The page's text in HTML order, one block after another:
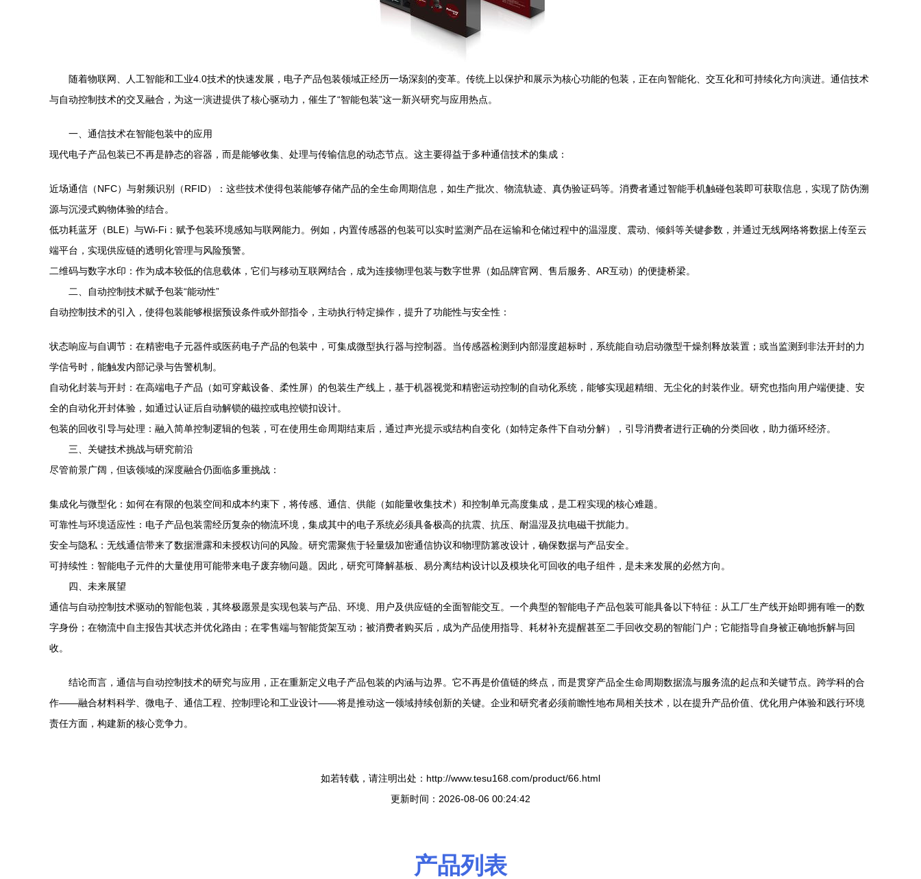
随着物联网、人工智能和工业4.0技术的快速发展，电子产品包装领域正经历一场深刻的变革。传统上以保护和展示为核心功能的包装，正在向智能化、交互化和可持续化方向演进。通信技术
与自动控制技术的交叉融合，为这一演进提供了核心驱动力，催生了“智能包装”这一新兴研究与应用热点。
一、通信技术在智能包装中的应用
现代电子产品包装已不再是静态的容器，而是能够收集、处理与传输信息的动态节点。这主要得益于多种通信技术的集成：
近场通信（NFC）与射频识别（RFID）：这些技术使得包装能够存储产品的全生命周期信息，如生产批次、物流轨迹、真伪验证码等。消费者通过智能手机触碰包装即可获取信息，实现了防伪溯
源与沉浸式购物体验的结合。
低功耗蓝牙（BLE）与Wi-Fi：赋予包装环境感知与联网能力。例如，内置传感器的包装可以实时监测产品在运输和仓储过程中的温湿度、震动、倾斜等关键参数，并通过无线网络将数据上传至云
端平台，实现供应链的透明化管理与风险预警。
二维码与数字水印：作为成本较低的信息载体，它们与移动互联网结合，成为连接物理包装与数字世界（如品牌官网、售后服务、AR互动）的便捷桥梁。
二、自动控制技术赋予包装“能动性”
自动控制技术的引入，使得包装能够根据预设条件或外部指令，主动执行特定操作，提升了功能性与安全性：
状态响应与自调节：在精密电子元器件或医药电子产品的包装中，可集成微型执行器与控制器。当传感器检测到内部湿度超标时，系统能自动启动微型干燥剂释放装置；或当监测到非法开封的力
学信号时，能触发内部记录与告警机制。
自动化封装与开封：在高端电子产品（如可穿戴设备、柔性屏）的包装生产线上，基于机器视觉和精密运动控制的自动化系统，能够实现超精细、无尘化的封装作业。研究也指向用户端便捷、安
全的自动化开封体验，如通过认证后自动解锁的磁控或电控锁扣设计。
包装的回收引导与处理：融入简单控制逻辑的包装，可在使用生命周期结束后，通过声光提示或结构自变化（如特定条件下自动分解），引导消费者进行正确的分类回收，助力循环经济。
三、关键技术挑战与研究前沿
尽管前景广阔，但该领域的深度融合仍面临多重挑战：
集成化与微型化：如何在有限的包装空间和成本约束下，将传感、通信、供能（如能量收集技术）和控制单元高度集成，是工程实现的核心难题。
可靠性与环境适应性：电子产品包装需经历复杂的物流环境，集成其中的电子系统必须具备极高的抗震、抗压、耐温湿及抗电磁干扰能力。
安全与隐私：无线通信带来了数据泄露和未授权访问的风险。研究需聚焦于轻量级加密通信协议和物理防篡改设计，确保数据与产品安全。
可持续性：智能电子元件的大量使用可能带来电子废弃物问题。因此，研究可降解基板、易分离结构设计以及模块化可回收的电子组件，是未来发展的必然方向。
四、未来展望
通信与自动控制技术驱动的智能包装，其终极愿景是实现包装与产品、环境、用户及供应链的全面智能交互。一个典型的智能电子产品包装可能具备以下特征：从工厂生产线开始即拥有唯一的数
字身份；在物流中自主报告其状态并优化路由；在零售端与智能货架互动；被消费者购买后，成为产品使用指导、耗材补充提醒甚至二手回收交易的智能门户；它能指导自身被正确地拆解与回
收。
结论而言，通信与自动控制技术的研究与应用，正在重新定义电子产品包装的内涵与边界。它不再是价值链的终点，而是贯穿产品全生命周期数据流与服务流的起点和关键节点。跨学科的合
作——融合材料科学、微电子、通信工程、控制理论和工业设计——将是推动这一领域持续创新的关键。企业和研究者必须前瞻性地布局相关技术，以在提升产品价值、优化用户体验和践行环境
责任方面，构建新的核心竞争力。
如若转载，请注明出处：http://www.tesu168.com/product/66.html
更新时间：2026-08-06 00:24:42
产品列表